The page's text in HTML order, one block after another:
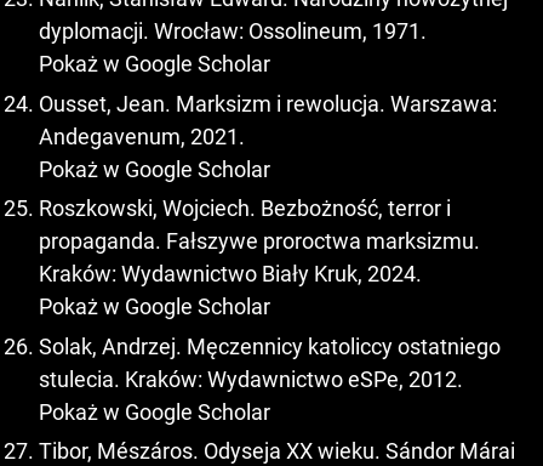
dyplomacji. Wrocław: Ossolineum, 1971.
Pokaż w Google Scholar
Ousset, Jean. Marksizm i rewolucja. Warszawa:
Andegavenum, 2021.
Pokaż w Google Scholar
Roszkowski, Wojciech. Bezbożność, terror i
propaganda. Fałszywe proroctwa marksizmu.
Kraków: Wydawnictwo Biały Kruk, 2024.
Pokaż w Google Scholar
Solak, Andrzej. Męczennicy katoliccy ostatniego
stulecia. Kraków: Wydawnictwo eSPe, 2012.
Pokaż w Google Scholar
Tibor, Mészáros. Odyseja XX wieku. Sándor Márai